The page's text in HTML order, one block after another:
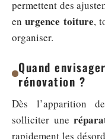
permettent des
enurgence toiture,
organiser.
Quand
rénovation ?
Dès l’apparition
solliciter une
rapidement les